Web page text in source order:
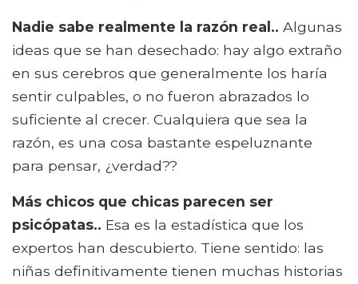
Nadie sabe realmente la razón real.. Algunas
ideas que se han desechado: hay algo extraño
en sus cerebros que generalmente los haría
sentir culpables, o no fueron abrazados lo
suficiente al crecer. Cualquiera que sea la
razón, es una cosa bastante espeluznante
para pensar, ¿verdad??
Más chicos que chicas parecen ser
psicópatas.. Esa es la estadística que los
expertos han descubierto. Tiene sentido: las
niñas definitivamente tienen muchas historias